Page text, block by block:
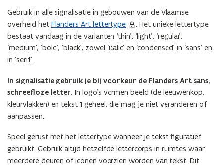
Gebruik in alle signalisatie in gebouwen van de Vlaamse
overheid het Flanders Art lettertype
. Het unieke lettertype
bestaat vandaag in de varianten ‘thin’, ‘light’, ‘regular’,
‘medium’, ‘bold’, ‘black’, zowel ‘italic’ en ‘condensed’ in ‘sans’ en
in ‘serif’.
In signalisatie gebruik je bij voorkeur de Flanders Art sans,
schreefloze letter. In logo’s vormen beeld (de leeuwenkop,
kleurvlakken) en tekst 1 geheel, die mag je niet veranderen of
aanpassen.
Speel gerust met het lettertype wanneer je tekst figuratief
gebruikt. Gebruik altijd hetzelfde lettercorps in ruimtes waar
meerdere deuren of iconen voorzien worden van tekst. Dit